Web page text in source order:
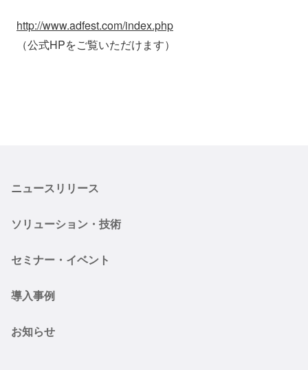
http://www.adfest.com/index.php
（公式HPをご覧いただけます）
ニュースリリース
ソリューション・技術
セミナー・イベント
導入事例
お知らせ